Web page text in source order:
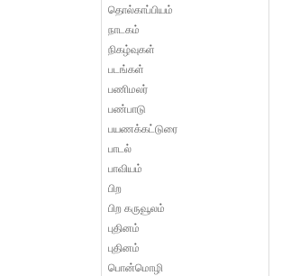
தொல்காப்பியம்
நாடகம்
நிகழ்வுகள்
படங்கள்
பணிமலர்
பண்பாடு
பயணக்கட்டுரை
பாடல்
பாவியம்
பிற
பிற கருவூலம்
புதினம்
புதினம்
பொன்மொழி